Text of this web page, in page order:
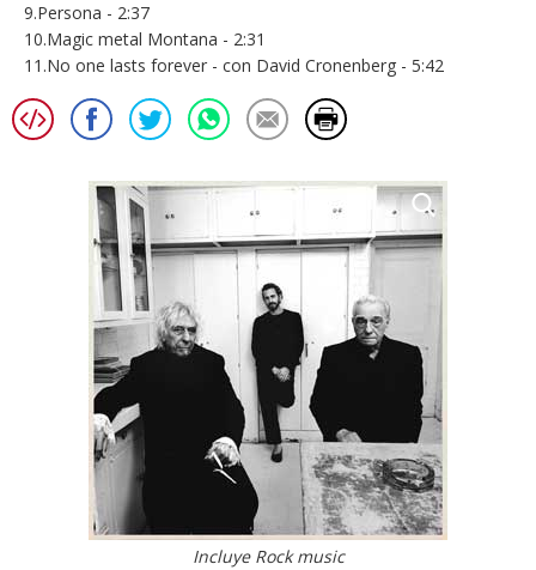
9.Persona - 2:37
10.Magic metal Montana - 2:31
11.No one lasts forever - con David Cronenberg - 5:42
Incluye Rock music